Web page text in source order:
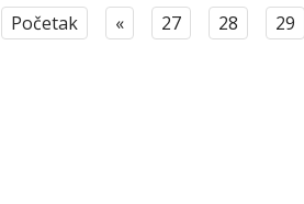
Početak « 27 28 29